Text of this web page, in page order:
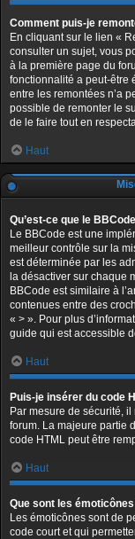
Comment puis-je
En cliquant sur le lien «
consulter un sujet, vous
à la première page du
fonctionnalité a peut-être
entre les remontées n’a
possible de remonter le
de le faire tout en
Haut
Qu’est-ce que le
Le BBCode est une
meilleur contrôle sur la
est déterminée par les
la désactiver sur chaque
BBCode est similaire à
contenues entre des
« > ». Pour plus
guide qui est accessible
Haut
Puis-je insérer du code
Par mesure de sécurité, il
forum. La majeure partie
code HTML peut être
Haut
Que sont les
Les émoticônes sont de
code court et qui